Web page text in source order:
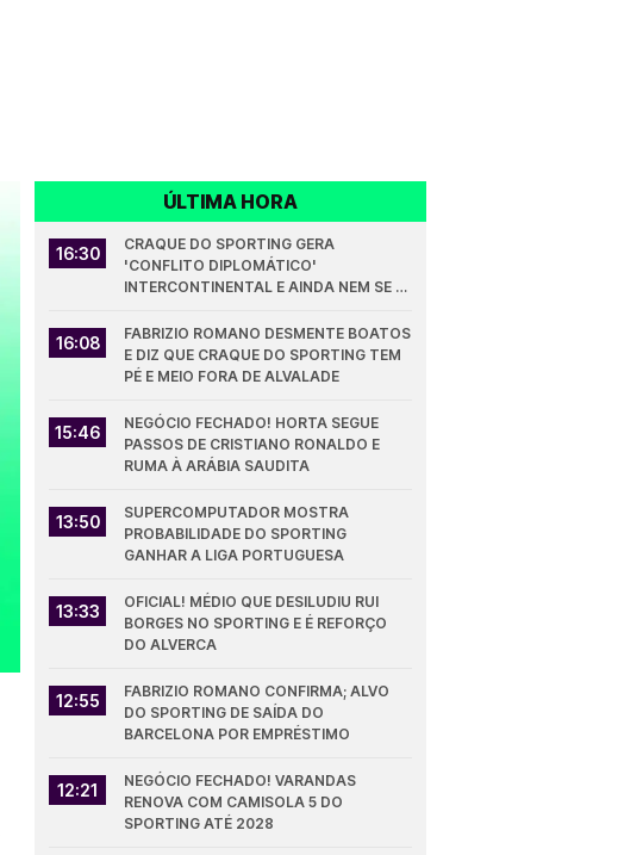
ÚLTIMA HORA
16:30
CRAQUE DO SPORTING GERA
'CONFLITO DIPLOMÁTICO'
INTERCONTINENTAL E AINDA NEM SE
16:08
FABRIZIO ROMANO DESMENTE BOATOS
E DIZ QUE CRAQUE DO SPORTING TEM
PÉ E MEIO FORA DE ALVALADE
15:46
NEGÓCIO FECHADO! HORTA SEGUE
PASSOS DE CRISTIANO RONALDO E
RUMA À ARÁBIA SAUDITA
13:50
SUPERCOMPUTADOR MOSTRA
PROBABILIDADE DO SPORTING
GANHAR A LIGA PORTUGUESA
13:33
OFICIAL! MÉDIO QUE DESILUDIU RUI
BORGES NO SPORTING E É REFORÇO
DO ALVERCA
12:55
FABRIZIO ROMANO CONFIRMA; ALVO
DO SPORTING DE SAÍDA DO
BARCELONA POR EMPRÉSTIMO
12:21
NEGÓCIO FECHADO! VARANDAS
RENOVA COM CAMISOLA 5 DO
SPORTING ATÉ 2028